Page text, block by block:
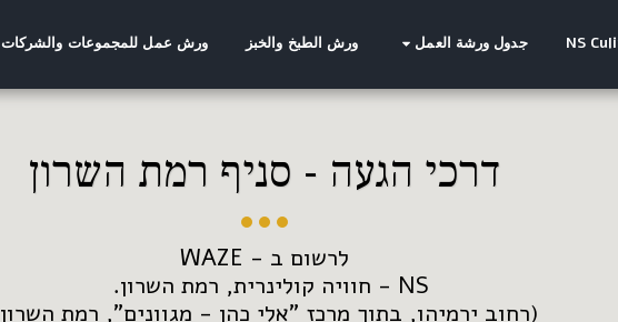
جدول ورشة العمل ورش الطبخ والخبز ورش عمل للمجموعات والشركات
דרכי הגעה - סניף רמת השרון